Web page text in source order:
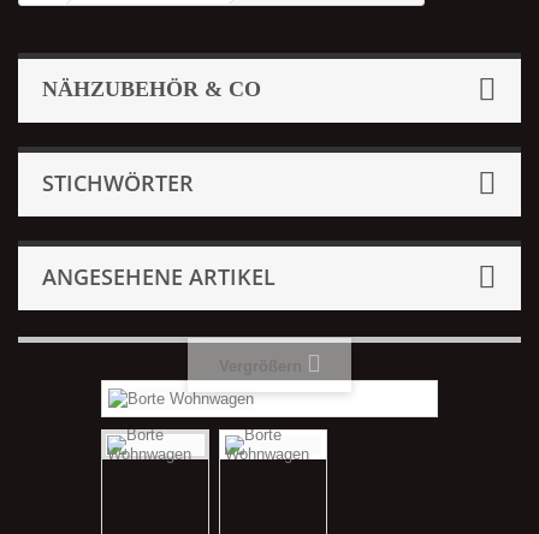
NÄHZUBEHÖR & CO
STICHWÖRTER
ANGESEHENE ARTIKEL